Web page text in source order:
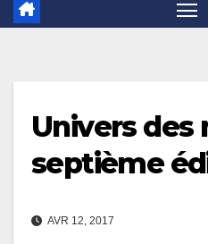
Univers des
septième
AVR 12, 2017